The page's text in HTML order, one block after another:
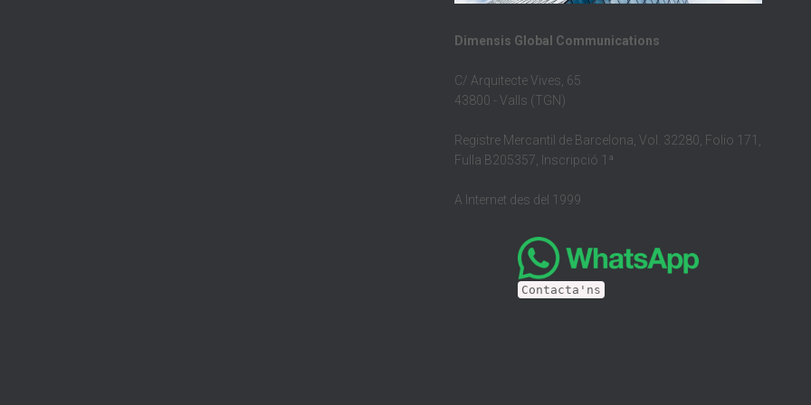
Dimensis Global Communications
C/ Arquitecte Vives, 65
43800 - Valls (TGN)
Registre Mercantil de Barcelona, Vol. 32280, Folio 171,
Fulla B205357, Inscripció 1ª
A Internet des del 1999
Contacta'ns